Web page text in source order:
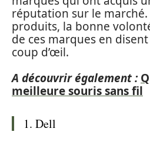
réputation sur le marché.
produits, la bonne
de ces marques en
coup d’œil.
A découvrir également :
meilleure souris sans fil
1. Dell